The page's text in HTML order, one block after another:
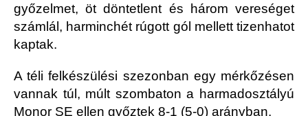
győzelmet, öt döntetlent és három vereséget
számlál, harminchét rúgott gól mellett tizenhatot
kaptak.
A téli felkészülési szezonban egy mérkőzésen
vannak túl, múlt szombaton a harmadosztályú
Monor SE ellen győztek 8-1 (5-0) arányban.